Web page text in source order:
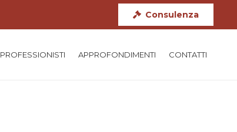
Consulenza
PROFESSIONISTI APPROFONDIMENTI CONTATTI